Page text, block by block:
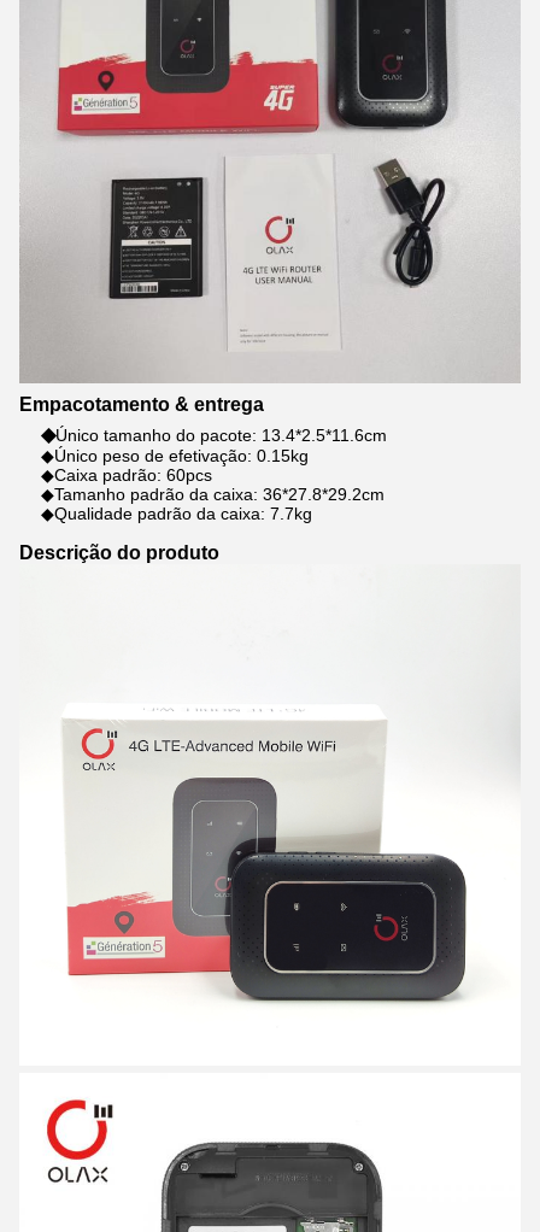
Empacotamento & entrega
◆Único tamanho do pacote: 13.4*2.5*11.6cm
◆Único peso de efetivação: 0.15kg
◆Caixa padrão: 60pcs
◆Tamanho padrão da caixa: 36*27.8*29.2cm
◆Qualidade padrão da caixa: 7.7kg
Descrição do produto